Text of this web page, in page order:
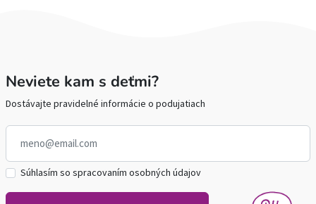
Neviete kam s deťmi?
Dostávajte pravidelné informácie o podujatiach
Súhlasím so spracovaním osobných údajov